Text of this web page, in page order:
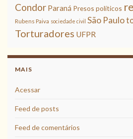
Condor Paraná Presos políticos
Rubens Paiva sociedade civil São Paulo
Torturadores UFPR
MAIS
Acessar
Feed de posts
Feed de comentários